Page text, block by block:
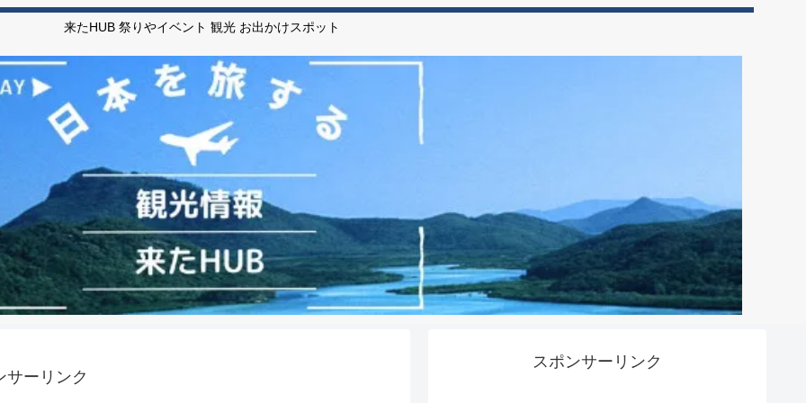
来たHUB 祭りやイベント 観光 お出かけスポット
サーリンク
スポンサーリンク